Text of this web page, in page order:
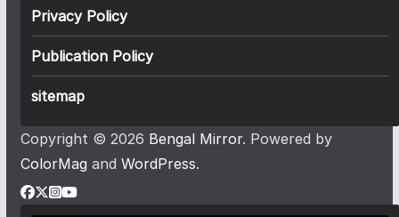
Privacy Policy
Publication Policy
sitemap
Copyright © 2026 Bengal Mirror. Powered by
ColorMag and WordPress.